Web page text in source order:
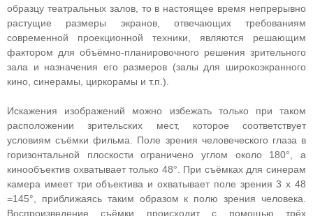
образцу театральных залов, то в настоящее время непрерывно
растущие размеры экранов, отвечающих требованиям
современной проекционной техники, являются решающим
фактором для объёмно-планировочного решения зрительного
зала и назначения его размеров (залы для широкоэкранного
кино, синерамы, циркорамы и т.п.).
Искажения изображений можно избежать только при таком
расположении зрительских мест, которое соответствует
условиям съёмки фильма. Поле зрения человеческого глаза в
горизонтальной плоскости ограничено углом около 180°, а
кинообъектив охватывает только 48°. При съёмках для синерам
камера имеет три объектива и охватывает поле зрения 3 х 48
=145°, приближаясь таким образом к полю зрения человека.
Воспроизведение съёмки происходит с помощью трёх